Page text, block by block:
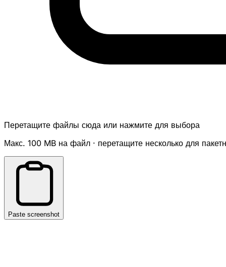
Перетащите файлы сюда или нажмите для выбора
Макс. 100 MB на файл · перетащите несколько для
Paste screenshot